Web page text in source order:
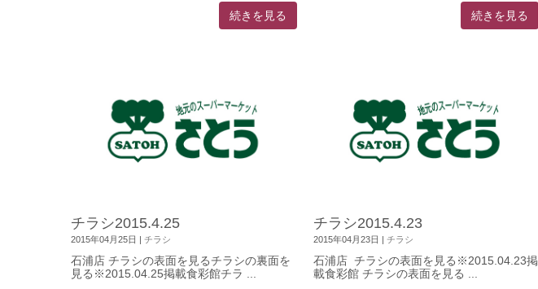
続きを見る 続きを見る
チラシ2015.4.25
2015年04月25日 | チラシ
石浦店 チラシの表面を見るチラシの裏面を
見る※2015.04.25掲載食彩館チラ ...
チラシ2015.4.23
2015年04月23日 | チラシ
石浦店 チラシの表面を見る※2015.04.23掲
載食彩館 チラシの表面を見る ...